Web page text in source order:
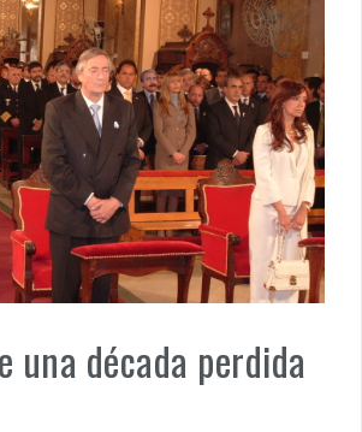
una década perdida